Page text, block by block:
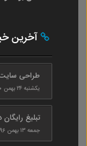
آخرین
طراحی
یکشنبه ۲۴ بهمن ۰
تبلیغ رایگان در 15 سایت
جمعه ۱۳ بهمن ۹۶